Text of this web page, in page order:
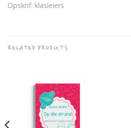
Opskrif: klasleiers
RELATED PRODUCTS